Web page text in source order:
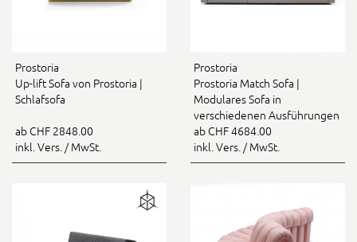
Prostoria
Up-lift Sofa von Prostoria |
Schlafsofa
ab CHF 2848.00
inkl. Vers. / MwSt.
Prostoria
Prostoria Match Sofa |
Modulares Sofa in
verschiedenen Ausführungen
ab CHF 4684.00
inkl. Vers. / MwSt.